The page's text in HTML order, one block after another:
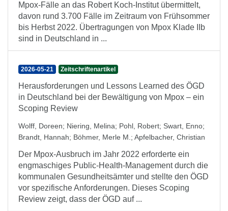
Mpox-Fälle an das Robert Koch-Institut übermittelt,
davon rund 3.700 Fälle im Zeitraum von Frühsommer
bis Herbst 2022. Übertragungen von Mpox Klade IIb
sind in Deutschland in ...
2026-05-21 Zeitschriftenartikel
Herausforderungen und Lessons Learned des ÖGD
in Deutschland bei der Bewältigung von Mpox – ein
Scoping Review
Wolff, Doreen; Niering, Melina; Pohl, Robert; Swart, Enno;
Brandt, Hannah; Böhmer, Merle M. ; Apfelbacher, Christian
Der Mpox-Ausbruch im Jahr 2022 erforderte ein
engmaschiges Public-Health-Management durch die
kommunalen Gesundheitsämter und stellte den ÖGD
vor spezifische Anforderungen. Dieses Scoping
Review zeigt, dass der ÖGD auf ...